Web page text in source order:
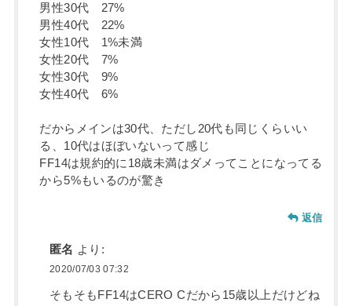
男性30代 27%
男性40代 22%
女性10代 1%未満
女性20代 7%
女性30代 9%
女性40代 6%
だからメインは30代、ただし20代も同じくらいい
る、10代はほぼいないって感じ
FF14は規約的に18歳未満はダメってことになってる
から5%もいるのが驚き
返信
匿名 より:
2020/07/03 07:32
そもそもFF14はCERO Cだから15歳以上だけどね